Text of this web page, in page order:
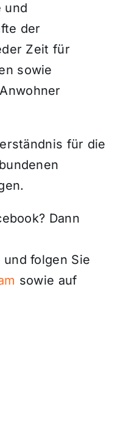
und
der
Zeit für
sowie
für die
Dann
und folgen Sie
sowie auf